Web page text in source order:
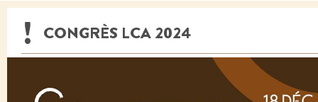
CONGRÈS LCA 2024